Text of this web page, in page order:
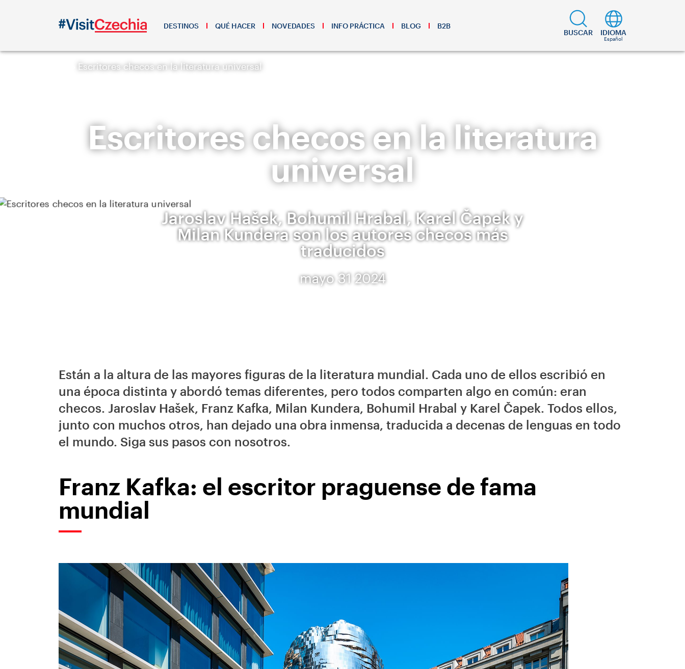
DESTINOS QUÉ HACER NOVEDADES INFO PRÁCTICA BLOG B2B
BUSCAR IDIOMA
Español
Escritores checos en la literatura universal
Escritores checos en la literatura
universal
Jaroslav Hašek, Bohumil Hrabal, Karel Čapek y
Milan Kundera son los autores checos más
traducidos
mayo 31 2024
Están a la altura de las mayores figuras de la literatura mundial. Cada uno de ellos escribió en
una época distinta y abordó temas diferentes, pero todos comparten algo en común: eran
checos. Jaroslav Hašek, Franz Kafka, Milan Kundera, Bohumil Hrabal y Karel Čapek. Todos ellos,
junto con muchos otros, han dejado una obra inmensa, traducida a decenas de lenguas en todo
el mundo. Siga sus pasos con nosotros.
Franz Kafka: el escritor praguense de fama
mundial